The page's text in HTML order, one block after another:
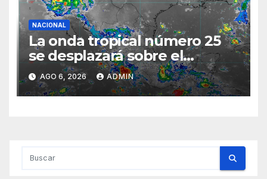
NACIONAL
La onda tropical número 25
se desplazará sobre el
sureste mexicano
AGO 6, 2026 ADMIN